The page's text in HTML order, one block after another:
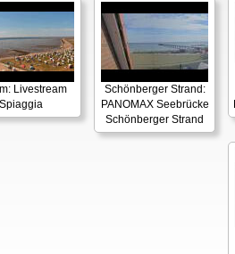
Livestream
Spiaggia
Schönberger Strand:
PANOMAX Seebrücke
Schönberger Strand